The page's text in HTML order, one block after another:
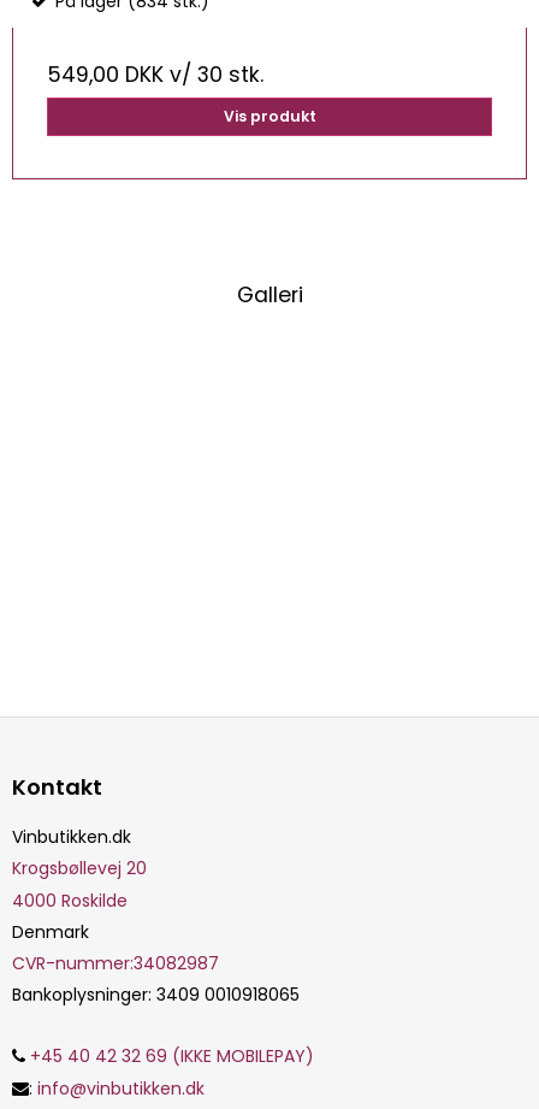
549,00 DKK v/ 30 stk.
Vis produkt
Galleri
Kontakt
Vinbutikken.dk
Krogsbøllevej 20
4000 Roskilde
Denmark
CVR-nummer:34082987
Bankoplysninger: 3409 0010918065
+45 40 42 32 69 (IKKE MOBILEPAY)
: info@vinbutikken.dk